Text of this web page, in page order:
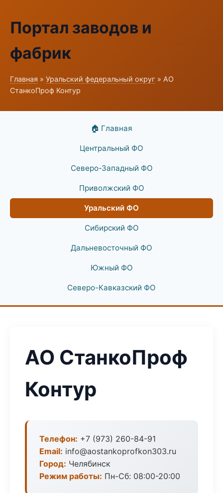
Портал заводов и
фабрик
Главная » Уральский федеральный округ » АО
СтанкоПроф Контур
🏠 Главная
Центральный ФО
Северо-Западный ФО
Приволжский ФО
Уральский ФО
Сибирский ФО
Дальневосточный ФО
Южный ФО
Северо-Кавказский ФО
АО СтанкоПроф
Контур
Телефон: +7 (973) 260-84-91
Email: info@aostankoprofkon303.ru
Город: Челябинск
Режим работы: Пн-Сб: 08:00-20:00